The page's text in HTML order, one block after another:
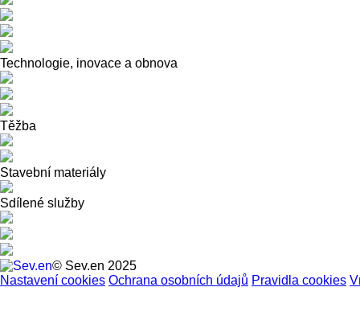
Technologie, inovace a obnova
Těžba
Stavební materiály
Sdílené služby
© Sev.en 2025
Nastavení cookies Ochrana osobních údajů Pravidla cookies